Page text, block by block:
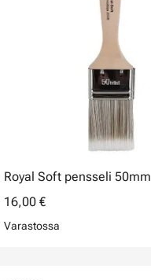
Royal Soft pensseli 50mm
16,00 €
Varastossa